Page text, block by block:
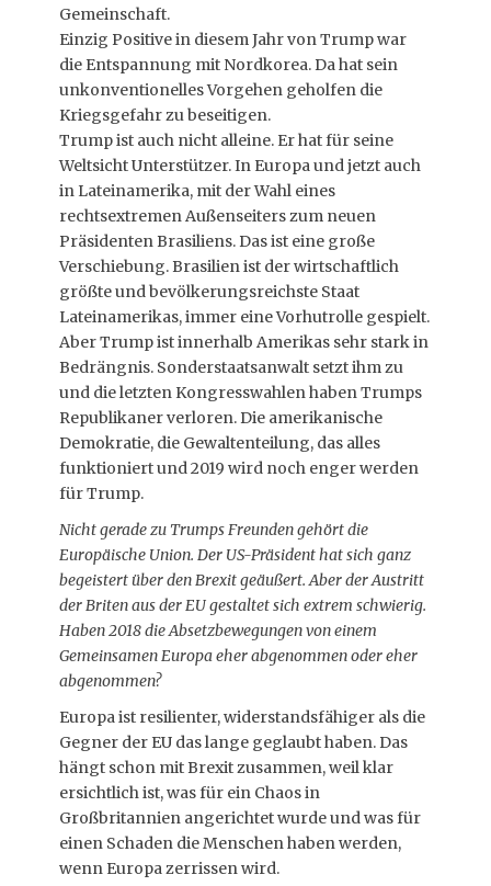
Gemeinschaft.
Einzig Positive in diesem Jahr von Trump war
die Entspannung mit Nordkorea. Da hat sein
unkonventionelles Vorgehen geholfen die
Kriegsgefahr zu beseitigen.
Trump ist auch nicht alleine. Er hat für seine
Weltsicht Unterstützer. In Europa und jetzt auch
in Lateinamerika, mit der Wahl eines
rechtsextremen Außenseiters zum neuen
Präsidenten Brasiliens. Das ist eine große
Verschiebung. Brasilien ist der wirtschaftlich
größte und bevölkerungsreichste Staat
Lateinamerikas, immer eine Vorhutrolle gespielt.
Aber Trump ist innerhalb Amerikas sehr stark in
Bedrängnis. Sonderstaatsanwalt setzt ihm zu
und die letzten Kongresswahlen haben Trumps
Republikaner verloren. Die amerikanische
Demokratie, die Gewaltenteilung, das alles
funktioniert und 2019 wird noch enger werden
für Trump.
Nicht gerade zu Trumps Freunden gehört die
Europäische Union. Der US-Präsident hat sich ganz
begeistert über den Brexit geäußert. Aber der Austritt
der Briten aus der EU gestaltet sich extrem schwierig.
Haben 2018 die Absetzbewegungen von einem
Gemeinsamen Europa eher abgenommen oder eher
abgenommen?
Europa ist resilienter, widerstandsfähiger als die
Gegner der EU das lange geglaubt haben. Das
hängt schon mit Brexit zusammen, weil klar
ersichtlich ist, was für ein Chaos in
Großbritannien angerichtet wurde und was für
einen Schaden die Menschen haben werden,
wenn Europa zerrissen wird.